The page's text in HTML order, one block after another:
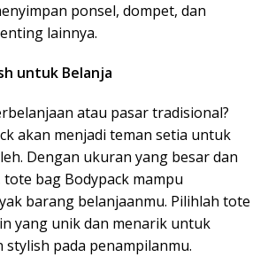
ponsel, dompet, dan
lainnya.
untuk Belanja
atau pasar tradisional?
akan menjadi teman setia untuk
Dengan ukuran yang besar dan
bag Bodypack mampu
barang belanjaanmu. Pilihlah tote
yang unik dan menarik untuk
stylish pada penampilanmu.